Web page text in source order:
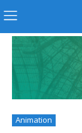
Animation